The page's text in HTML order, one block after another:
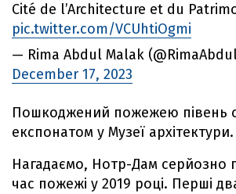
Cité de l’Architecture et du
pic.twitter.com/VCUhtiOgmi
— Rima Abdul Malak
December 17, 2023
Пошкоджений пожежею півень
експонатом у Музеї архітектури.
Нагадаємо, Нотр-Дам серйозно
час пожежі у 2019 році. Перші